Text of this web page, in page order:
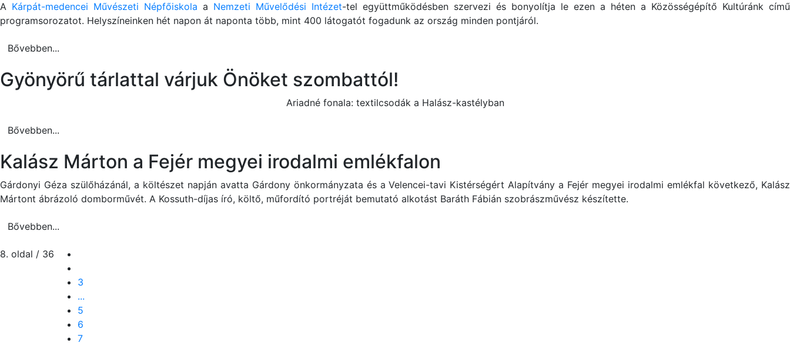
A Kárpát-medencei Művészeti Népfőiskola a Nemzeti Művelődési Intézet-tel együttműködésben szervezi és bonyolítja le ezen a héten a Közösségépítő Kultúránk című
programsorozatot. Helyszíneinken hét napon át naponta több, mint 400 látogatót fogadunk az ország minden pontjáról.
Bővebben...
Gyönyörű tárlattal várjuk Önöket szombattól!
Ariadné fonala: textilcsodák a Halász-kastélyban
Bővebben...
Kalász Márton a Fejér megyei irodalmi emlékfalon
Gárdonyi Géza szülőházánál, a költészet napján avatta Gárdony önkormányzata és a Velencei-tavi Kistérségért Alapítvány a Fejér megyei irodalmi emlékfal következő, Kalász
Mártont ábrázoló domborművét. A Kossuth-díjas író, költő, műfordító portréját bemutató alkotást Baráth Fábián szobrászművész készítette.
Bővebben...
8. oldal / 36
3
...
5
6
7